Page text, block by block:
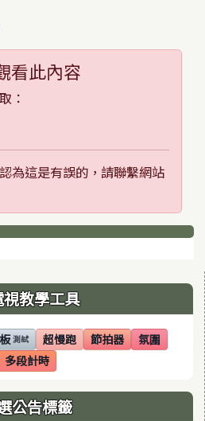
看此內容
：
為這是有誤的，請聯繫網站
教學工具
測試
) 超慢跑
(另開視窗)節拍器
(另開視窗)氛圍
(另開視窗)
多段計時
(另開視窗)
公告標籤